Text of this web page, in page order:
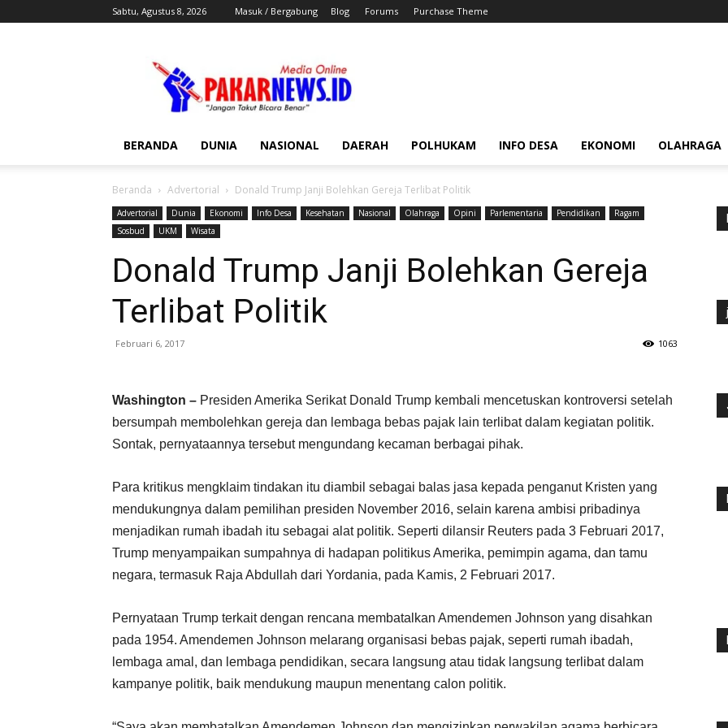
Sabtu, Agustus 8, 2026 Masuk / Bergabung Blog Forums Purchase Theme
BERANDA DUNIA NASIONAL DAERAH POLHUKAM INFO DESA EKONOMI OLAHRAGA
Beranda Advertorial Donald Trump Janji Bolehkan Gereja Terlibat Politik
Advertorial Dunia Ekonomi Info Desa Kesehatan Nasional Olahraga Opini Parlementaria Pendidikan
Ragam
Sosbud
UKM Wisata
Donald Trump Janji Bolehkan Gereja
Terlibat Politik
Februari 6, 2017 1063
Washington – Presiden Amerika Serikat Donald Trump kembali mencetuskan kontroversi setelah
bersumpah membolehkan gereja dan lembaga bebas pajak lain terlibat dalam kegiatan politik.
Sontak, pernyataannya tersebut mengundang kecaman berbagai pihak.
Para kritikus mengklaim tindakan itu diambil sebagai balas jasa kepada penganut Kristen yang
mendukungnya dalam pemilihan presiden November 2016, selain karena ambisi pribadinya
menjadikan rumah ibadah itu sebagai alat politik. Seperti dilansir Reuters pada 3 Februari 2017,
Trump menyampaikan sumpahnya di hadapan politikus Amerika, pemimpin agama, dan tamu
negara, termasuk Raja Abdullah dari Yordania, pada Kamis, 2 Februari 2017.
Pernyataan Trump terkait dengan rencana membatalkan Amendemen Johnson yang disahkan
pada 1954. Amendemen Johnson melarang organisasi bebas pajak, seperti rumah ibadah,
lembaga amal, dan lembaga pendidikan, secara langsung atau tidak langsung terlibat dalam
kampanye politik, baik mendukung maupun menentang calon politik.